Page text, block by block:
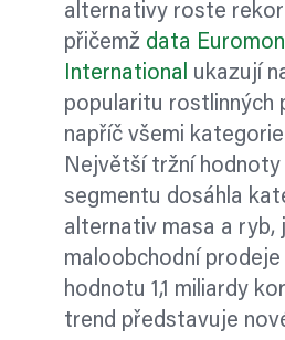
alternativy roste
přičemž data
International ukazují
popularitu rostlinných
napříč všemi
Největší tržní
segmentu dosáhla
alternativ masa a ryb,
maloobchodní
hodnotu 1,1 miliardy
trend představuje